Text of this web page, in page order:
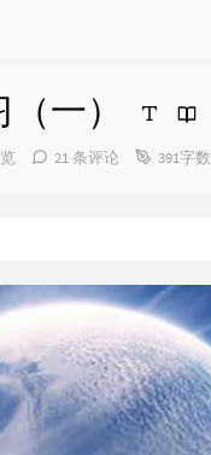
一）
21 条评论 391字数